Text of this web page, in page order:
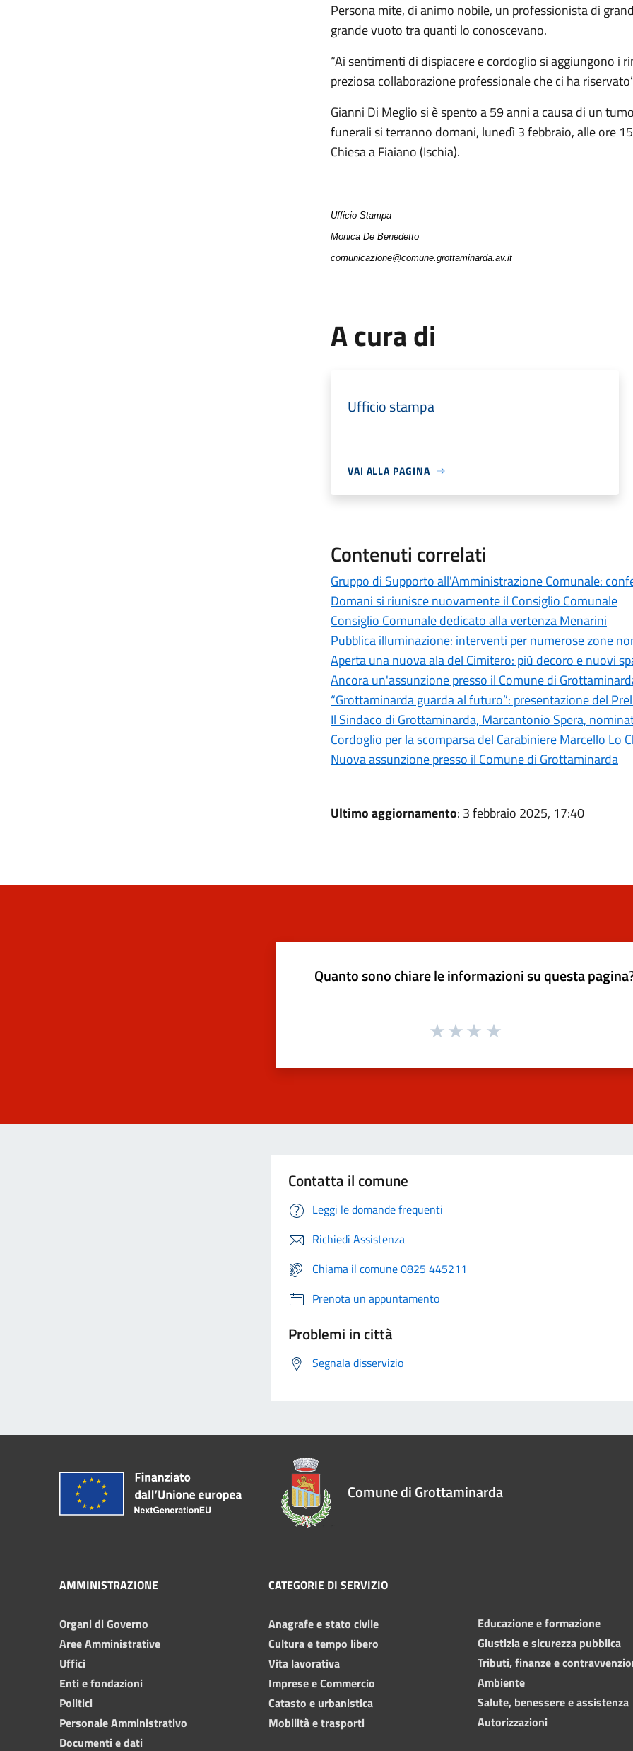
Persona mite, di animo nobile, un professionista di
grande vuoto tra quanti lo conoscevano.
“Ai sentimenti di dispiacere e cordoglio si aggiungono i
preziosa collaborazione professionale che ci ha
Gianni Di Meglio si è spento a 59 anni a causa di un
funerali si terranno domani, lunedì 3 febbraio, alle ore
Chiesa a Fiaiano (Ischia).
Ufficio Stampa
Monica De Benedetto
comunicazione@comune.grottaminarda.av.it
A cura di
Ufficio stampa
VAI ALLA PAGINA
Contenuti correlati
Gruppo di Supporto all'Amministrazione Comunale:
Domani si riunisce nuovamente il Consiglio Comunale
Consiglio Comunale dedicato alla vertenza Menarini
Pubblica illuminazione: interventi per numerose zone
Aperta una nuova ala del Cimitero: più decoro e nuovi
Ancora un'assunzione presso il Comune di
“Grottaminarda guarda al futuro”: presentazione del
Il Sindaco di Grottaminarda, Marcantonio Spera,
Cordoglio per la scomparsa del Carabiniere Marcello Lo
Nuova assunzione presso il Comune di Grottaminarda
Ultimo aggiornamento: 3 febbraio 2025, 17:40
Quanto sono chiare le informazioni su questa
Contatta il comune
Leggi le domande frequenti
Richiedi Assistenza
Chiama il comune 0825 445211
Prenota un appuntamento
Problemi in città
Segnala disservizio
Comune di Grottaminarda
AMMINISTRAZIONE
Organi di Governo
Aree Amministrative
Uffici
Enti e fondazioni
Politici
Personale Amministrativo
Documenti e dati
CATEGORIE DI SERVIZIO
Anagrafe e stato civile
Cultura e tempo libero
Vita lavorativa
Imprese e Commercio
Catasto e urbanistica
Mobilità e trasporti
Educazione e formazione
Giustizia e sicurezza pubblica
Tributi, finanze e
Ambiente
Salute, benessere e assistenza
Autorizzazioni